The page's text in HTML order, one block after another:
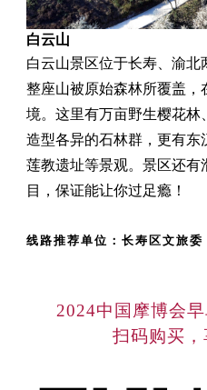
白云山
白云山景区位于长寿、渝北
整座山被原始森林所覆盖，
境。这里有万亩野生樱花林
造型各异的石林群，更有东
莲教遗址等景观。景区还有
目，保证能让你过足瘾！
线路推荐单位：长寿区文旅委
2024中国摩博会
扫码购买